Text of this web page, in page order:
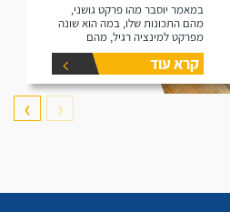
במאמר יוסבר מהו פרקט גושני,
מהם התכונות שלו, במה הוא שונה
מפרקט למינציה רגיל, מהם
היתרונות שלו ומהם החסרונות שלו.
קרא עוד
❮
❯